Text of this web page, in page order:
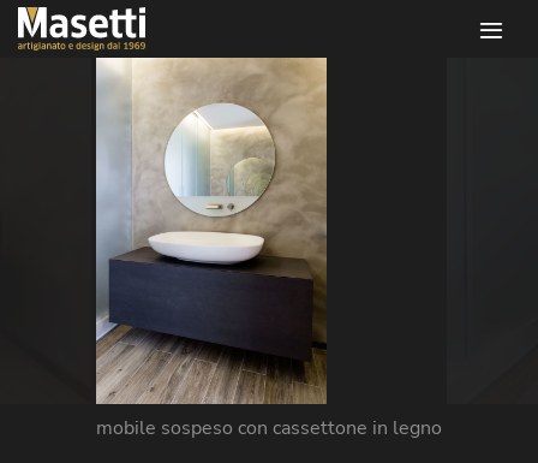
mobile sospeso con cassettone in legno